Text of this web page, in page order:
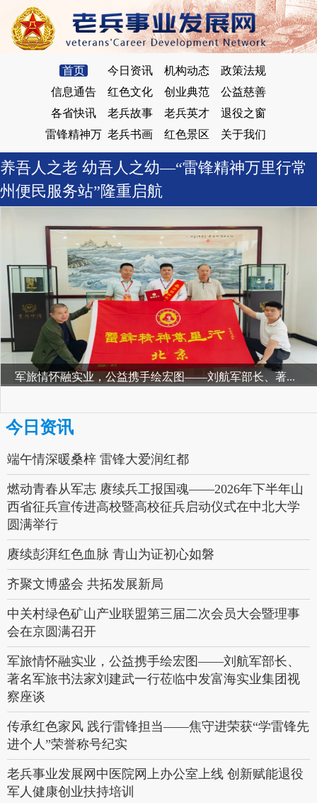
首页 今日资讯 机构动态
政策法规
信息通告
红色文化 创业典范
公益慈善
各省快讯
老兵故事 老兵英才
退役之窗
雷锋精神万
里行
老兵书画 红色景区 关于我们
养吾人之老 幼吾人之幼—“雷锋精神万里行常
州便民服务站”隆重启航
军旅情怀融实业，公益携手绘宏图——刘航军部长、著...
今日资讯
端午情深暖桑梓 雷锋大爱润红都
燃动青春从军志 赓续兵工报国魂——2026年下半年山
西省征兵宣传进高校暨高校征兵启动仪式在中北大学
圆满举行
赓续彭湃红色血脉 青山为证初心如磐
齐聚文博盛会 共拓发展新局
中关村绿色矿山产业联盟第三届二次会员大会暨理事
会在京圆满召开
军旅情怀融实业，公益携手绘宏图——刘航军部长、
著名军旅书法家刘建武一行莅临中发富海实业集团视
察座谈
传承红色家风 践行雷锋担当——焦守进荣获“学雷锋先
进个人”荣誉称号纪实
老兵事业发展网中医院网上办公室上线 创新赋能退役
军人健康创业扶持培训